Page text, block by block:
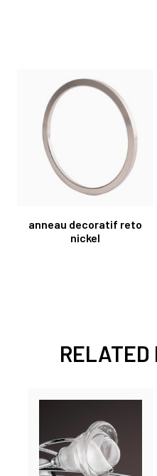
anneau decoratif reto
nickel
RELATED